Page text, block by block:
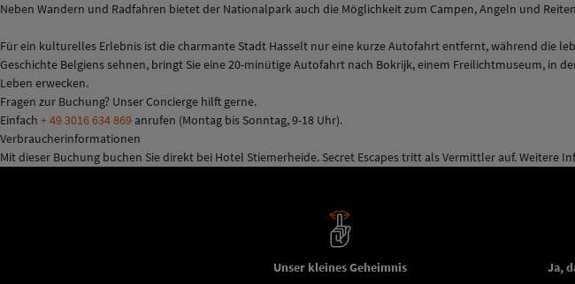
Neben Wandern und Radfahren bietet der Nationalpark auch die Möglichkeit zum Campen, Angeln und
Für ein kulturelles Erlebnis ist die charmante Stadt Hasselt nur eine kurze Autofahrt entfernt, während die
Geschichte Belgiens sehnen, bringt Sie eine 20-minütige Autofahrt nach Bokrijk, einem Freilichtmuseum,
Leben erwecken.
Fragen zur Buchung? Unser Concierge hilft gerne.
Einfach + 49 3016 634 869 anrufen (Montag bis Sonntag, 9-18 Uhr).
Verbraucherinformationen
Mit dieser Buchung buchen Sie direkt bei Hotel Stiemerheide. Secret Escapes tritt als Vermittler auf. Weitere
Unser kleines Geheimnis Ja,